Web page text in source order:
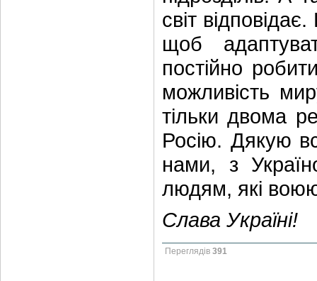
світ
щоб
постійно
можливість
тільки двома
Росію. Дякую
нами, з
людям, які
Слава Україні!
Переглядів 391